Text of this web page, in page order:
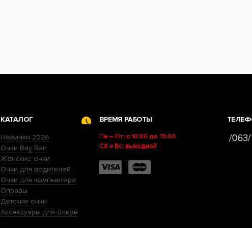
КАТАЛОГ
Новинки 2026
Очки Ray Ban
Женские очки
Очки для водителей
Очки для компьютера
Оправы
Детские очки
Аксессуары для очков
ВРЕМЯ РАБОТЫ
Пн – Пт: с 10:00 до 19:00
Сб и Вс: выходной